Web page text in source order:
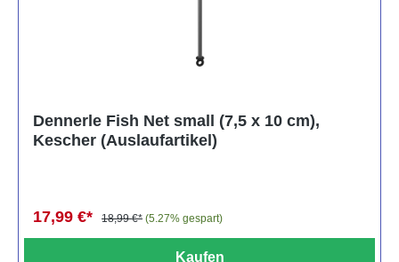
Dennerle Fish Net small (7,5 x 10 cm),
Kescher (Auslaufartikel)
17,99 €* 18,99 €* (5.27% gespart)
Kaufen